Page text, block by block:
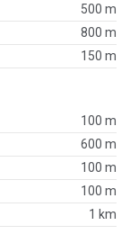
500 m
800 m
150 m
100 m
600 m
100 m
100 m
1 km